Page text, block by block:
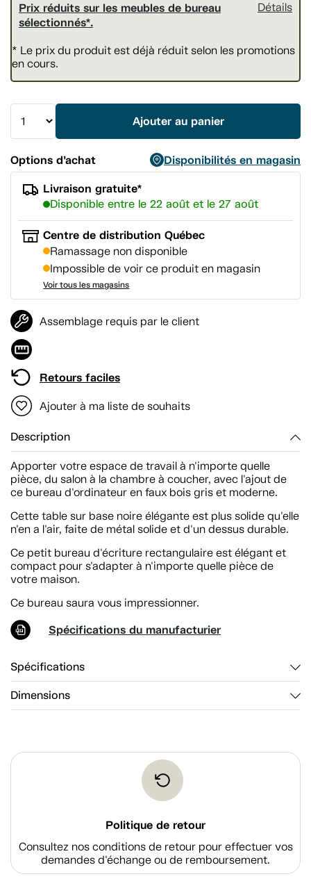
Prix réduits sur les meubles de bureau
sélectionnés*.
Détails
* Le prix du produit est déjà réduit selon les promotions
en cours.
Ajouter au panier
Options d’achat
Disponibilités en magasin
Livraison gratuite*
Disponible entre le 22 août et le 27 août
Centre de distribution Québec
Ramassage non disponible
Impossible de voir ce produit en magasin
Voir tous les magasins
Assemblage requis par le client
Retours faciles
Ajouter à ma liste de souhaits
Description
Apporter votre espace de travail à n'importe quelle
pièce, du salon à la chambre à coucher, avec l'ajout de
ce bureau d'ordinateur en faux bois gris et moderne.
Cette table sur base noire élégante est plus solide qu'elle
n'en a l'air, faite de métal solide et d'un dessus durable.
Ce petit bureau d'écriture rectangulaire est élégant et
compact pour s'adapter à n'importe quelle pièce de
votre maison.
Ce bureau saura vous impressionner.
Spécifications du manufacturier
Spécifications
Dimensions
Politique de retour
Consultez nos conditions de retour pour effectuer vos
demandes d'échange ou de remboursement.